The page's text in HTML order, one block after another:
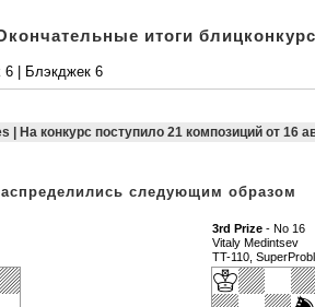
итоги
6 | Блэкджек 6
конкурс поступило 21 композиций от 16
следующим образом
3rd Prize - No 16
Vitaly Medintsev
TT-110,